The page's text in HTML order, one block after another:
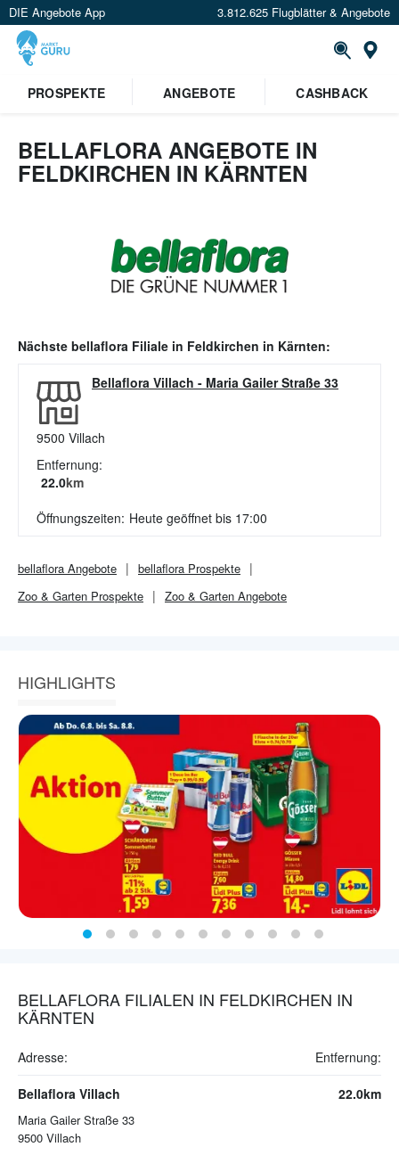
DIE Angebote App 3.812.625 Flugblätter & Angebote
PROSPEKTE
ANGEBOTE CASHBACK
BELLAFLORA ANGEBOTE IN
FELDKIRCHEN IN KÄRNTEN
Nächste bellaflora Filiale in Feldkirchen in Kärnten:
Bellaflora Villach - Maria Gailer Straße 33
9500 Villach
Entfernung:
22.0km
Öffnungszeiten: Heute geöffnet bis 17:00
bellaflora Angebote bellaflora Prospekte
Zoo & Garten Prospekte Zoo & Garten Angebote
HIGHLIGHTS
BELLAFLORA FILIALEN IN FELDKIRCHEN IN
KÄRNTEN
Adresse: Entfernung:
Bellaflora Villach
Maria Gailer Straße 33
9500 Villach
22.0km